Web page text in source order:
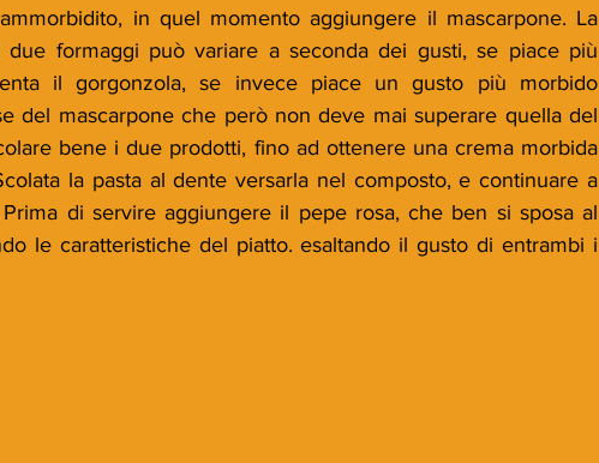
in quel momento aggiungere il mascarpone. La
due formaggi può variare a seconda dei gusti, se piace più
il gorgonzola, se invece piace un gusto più morbido
del mascarpone che però non deve mai superare quella del
bene i due prodotti, fino ad ottenere una crema morbida
la pasta al dente versarla nel composto, e continuare a
di servire aggiungere il pepe rosa, che ben si sposa al
le caratteristiche del piatto. esaltando il gusto di entrambi i